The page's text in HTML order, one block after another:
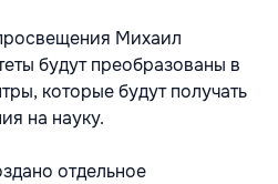
Михаил
будут преобразованы в
которые будут получать
на науку.
отдельное